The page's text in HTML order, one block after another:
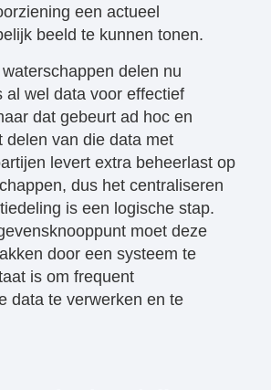
een actueel
beeld te kunnen tonen.
delen nu
al wel data voor effectief
dat gebeurt ad hoc en
delen van die data met
levert extra beheerlast op
dus het centraliseren
is een logische stap.
moet deze
door een systeem te
is om frequent
data te verwerken en te